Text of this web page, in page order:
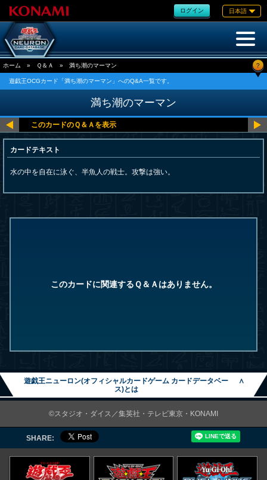
ログイン 日本語
ホーム » Ｑ＆Ａ » 満ち潮のマーマン ?
遊戯王OCGカード「満ち潮のマーマン」へのQ&A一覧です。
満ち潮のマーマン
カードテキスト
水の中を自在に泳ぐ、半魚人の戦士。攻撃は強い。
このカードに関連するＱ＆Ａはありません。
遊戯王ニューロン(オフィシャルカードゲーム カードデータベー
ス)とは
∧
©スタジオ・ダイス／集英社・テレビ東京・KONAMI
SHARE: